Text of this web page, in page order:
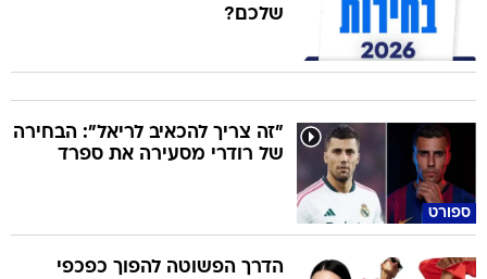
שלכם?
ספורט
"זה צריך להכאיב לריאל": הבחירה
של רודרי מסעירה את ספרד
הדרך הפשוטה להפוך כפכפי